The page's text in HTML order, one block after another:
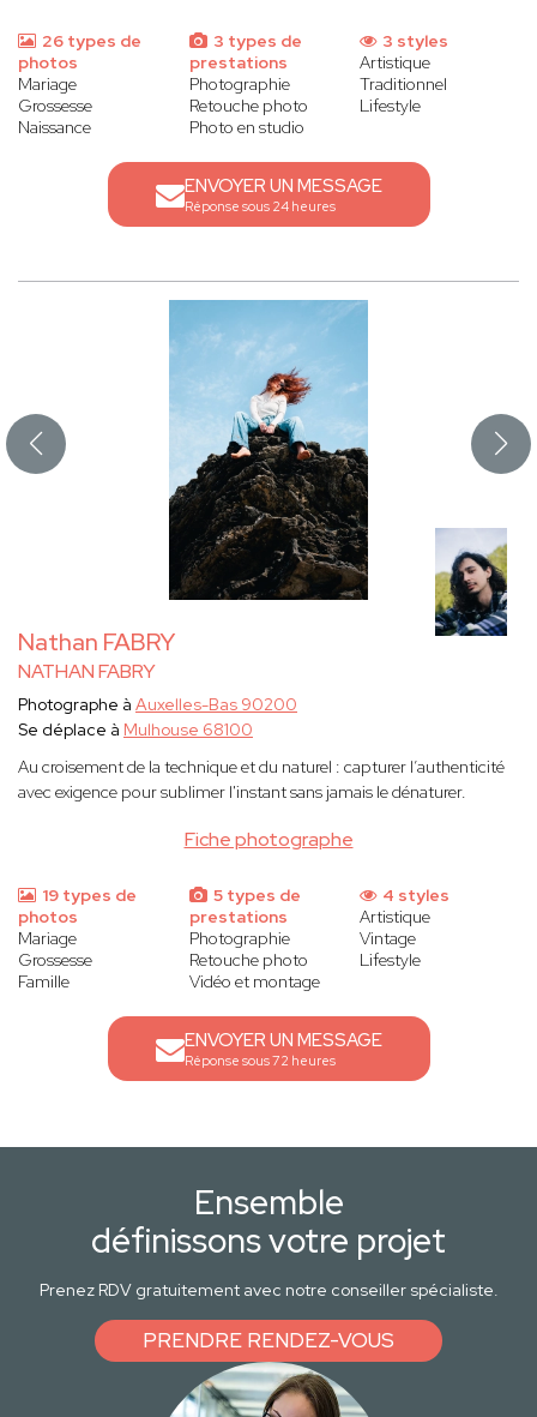
26 types de
photos
Mariage
Grossesse
Naissance
3 types de
prestations
Photographie
Retouche photo
Photo en studio
3 styles
Artistique
Traditionnel
Lifestyle
ENVOYER UN MESSAGE
Réponse sous 24 heures
Nathan FABRY
NATHAN FABRY
Fiche photographe
Photographe à Auxelles-Bas 90200
Se déplace à Mulhouse 68100
Au croisement de la technique et du naturel : capturer l’authenticité
avec exigence pour sublimer l'instant sans jamais le dénaturer.
19 types de
photos
Mariage
Grossesse
Famille
5 types de
prestations
Photographie
Retouche photo
Vidéo et montage
4 styles
Artistique
Vintage
Lifestyle
ENVOYER UN MESSAGE
Réponse sous 72 heures
Ensemble
définissons votre projet
Prenez RDV gratuitement avec notre conseiller spécialiste.
PRENDRE RENDEZ-VOUS